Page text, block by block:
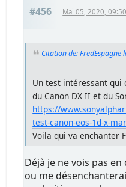
#456 Mai 05, 2020,
Citation de: FredEspagne
Un test intéressant
du Canon DX II et du
https://
test-canon-eos-1d-x-
Voila qui va enchanter
Déjà je ne vois pas
ou me